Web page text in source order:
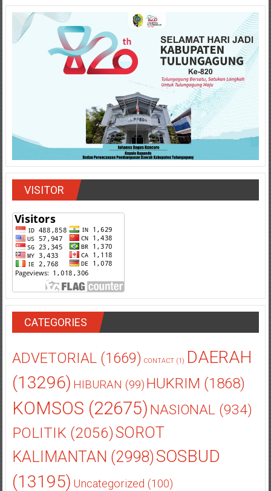
VISITOR
CATEGORIES
ADVETORIAL(1669) CONTACT(1) DAERAH
(13296) HIBURAN (99) HUKRIM (1868)
KOMSOS (22675) NASIONAL(934)
POLITIK(2056)SOROT
KALIMANTAN (2998)SOSBUD
(13195) Uncategorized (100)